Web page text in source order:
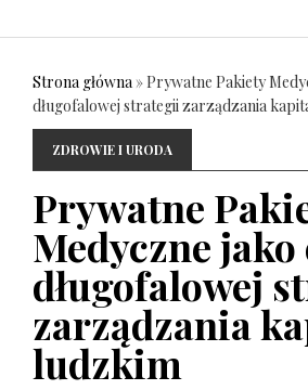
Strona główna»Prywatne Pakiety
długofalowej strategii zarządzania
ZDROWIE I URODA
Prywatne
Medyczne
długofalowej
zarządzania
ludzkim